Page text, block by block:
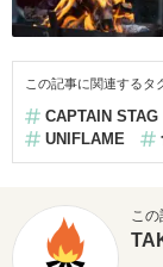
この記事に関連するタ
CAPTAIN STAG
UNIFLAME
こ